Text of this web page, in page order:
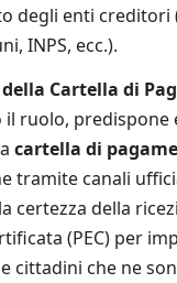
degli enti creditori
INPS, ecc.).
Cartella di
il ruolo, predispone
cartella di
tramite canali
certezza della
(PEC) per
cittadini che ne